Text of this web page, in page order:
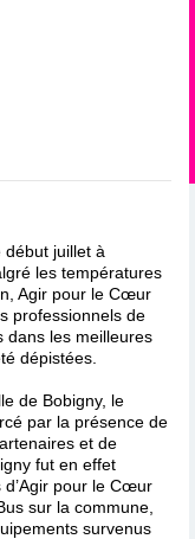
juillet à
les températures
Agir pour le Cœur
professionnels de
les meilleures
dépistées.
de Bobigny, le
par la présence de
et de
fut en effet
d’Agir pour le Cœur
sur la commune,
survenus